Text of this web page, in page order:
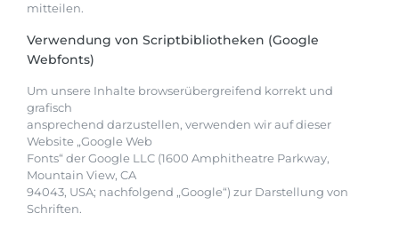
mitteilen.
Verwendung von Scriptbibliotheken (Google
Webfonts)
Um unsere Inhalte browserübergreifend korrekt und
grafisch
ansprechend darzustellen, verwenden wir auf dieser
Website „Google Web
Fonts“ der Google LLC (1600 Amphitheatre Parkway,
Mountain View, CA
94043, USA; nachfolgend „Google“) zur Darstellung von
Schriften.